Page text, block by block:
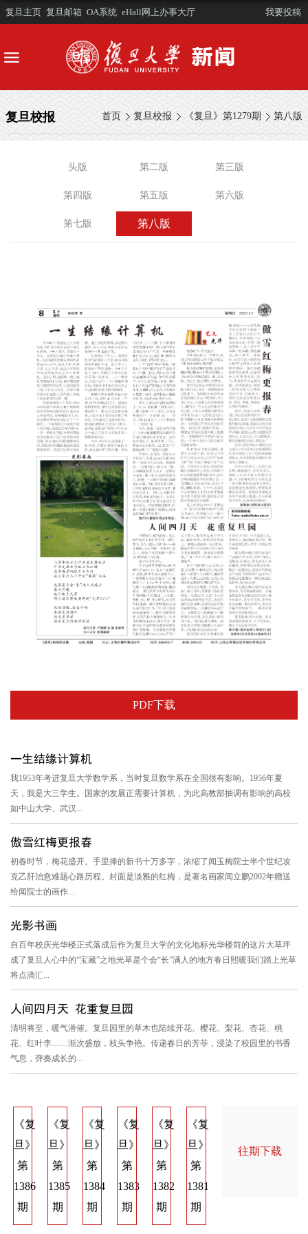
复旦主页 复旦邮箱 OA系统 eHall网上办事大厅 我要投稿
首页 复旦校报 《复旦》第1279期 第八版
复旦校报
头版 第二版 第三版
第四版 第五版 第六版
第七版 第八版
PDF下载
一生结缘计算机
我1953年考进复旦大学数学系，当时复旦数学系在全国很有影响。1956年夏
天，我是大三学生。国家的发展正需要计算机，为此高教部抽调有影响的高校
如中山大学、武汉...
傲雪红梅更报春
初春时节，梅花盛开。手里捧的新书十万多字，浓缩了闻玉梅院士半个世纪攻
克乙肝治愈难题心路历程。封面是淡雅的红梅，是著名画家闻立鹏2002年赠送
给闻院士的画作...
光影书画
自百年校庆光华楼正式落成后作为复旦大学的文化地标光华楼前的这片大草坪
成了复旦人心中的“宝藏”之地光草是个会“长”满人的地方春日熙暖我们踏上光草
将点滴汇...
人间四月天 花重复旦园
清明将至，暖气潜催。复旦园里的草木也陆续开花。樱花、梨花、杏花、桃
花、红叶李……渐次盛放，枝头争艳。传递春日的芳菲，浸染了校园里的书香
气息，弹奏成长的...
《复
旦》
第
1386
期
《复
旦》
第
1385
期
《复
旦》
第
1384
期
《复
旦》
第
1383
期
《复
旦》
第
1382
期
《复
旦》
第
1381
期
旦》
往期下载